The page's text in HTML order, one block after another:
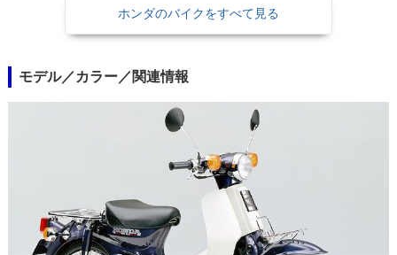
ホンダのバイクをすべて見る
モデル／カラー／関連情報